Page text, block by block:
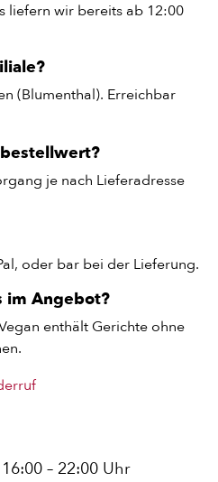
liefern wir bereits ab 12:00
(Blumenthal). Erreichbar
je nach Lieferadresse
oder bar bei der Lieferung.
im Angebot?
enthält Gerichte ohne
– 22:00 Uhr